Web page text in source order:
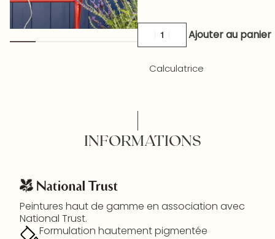
Ajouter au panier
Calculatrice
INFORMATIONS
Peintures haut de gamme en association avec
National Trust.
Formulation hautement pigmentée